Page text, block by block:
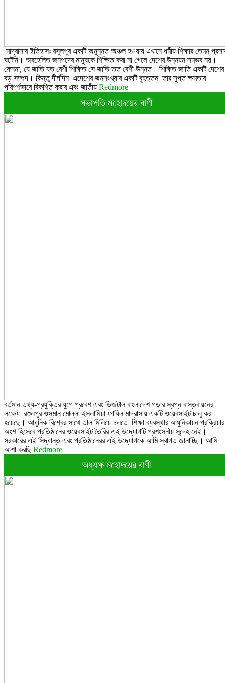
মাদ্রাসার ইতিহাসঃ রসুলপুর একটি অনুন্নত অঞ্চল হওয়ায় এখানে ধর্মীয় শিক্ষার তেমন
ঘটেনি। অবহেলিত জনপদের মানুষকে শিক্ষিত করা না গেলে দেশের উন্নয়ন সম্ভব নয়।
কেননা, যে জাতি যত বেশী শিক্ষিত সে জাতি তত বেশী উন্নত। শিক্ষিত জাতি একটি দেশের
বড় সম্পদ। কিন্তু দীর্ঘদিন এদেশের জনসংখ্যার একটি বৃহত্তম তার সুপ্ত ক্ষমতার
পরিপূর্ণভাবে বিকশিত করার এবং জাতীয় Redmore
সভাপতি মহোদয়ের বাণী
বর্তমান তথ্য-প্রযুক্তির যুগে প্রবেশ এবং ডিজটাল বাংলাদেশ গড়ার স্বপ্ন বাস্তবায়নের
লক্ষ্যে রশুলপুর ওসমান মোল্লা ইসলামিয়া ফাযিল মাদ্রাসায় একটি ওয়েবসাইট চালু করা
হয়েছে। আধুনিক বিশ্বের সাথে তাল মিলিয়ে চলতে শিক্ষা ব্যবস্থার আধুনিকায়ন প্রক্রিয়ার
অংশ হিসেবে প্রতিষ্ঠানের ওয়েবসাইট তৈরির এই উদ্যোগটি প্রশংসনীয় সন্দেহ নেই।
সরকারের এই সিদ্ধান্ত এবং প্রতিষ্ঠানেরর এই উদ্যোগকে আমি স্বাগত জানাচ্ছি। আমি
আশা করছিRedmore
অধ্যক্ষ মহোদয়ের বাণী